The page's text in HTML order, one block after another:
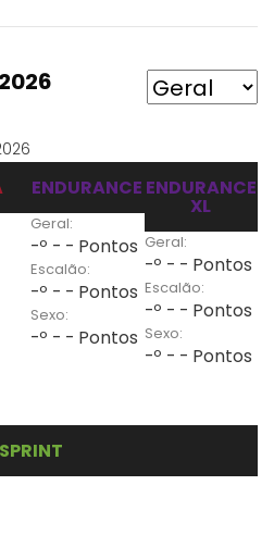
ENDURANCE
Geral:
-º - - Pontos
Escalão:
-º - - Pontos
Sexo:
-º - - Pontos
ENDURANCE
XL
Geral:
-º - - Pontos
Escalão:
-º - - Pontos
Sexo:
-º - - Pontos
SPRINT